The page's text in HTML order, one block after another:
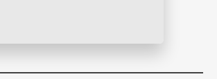
NEWS